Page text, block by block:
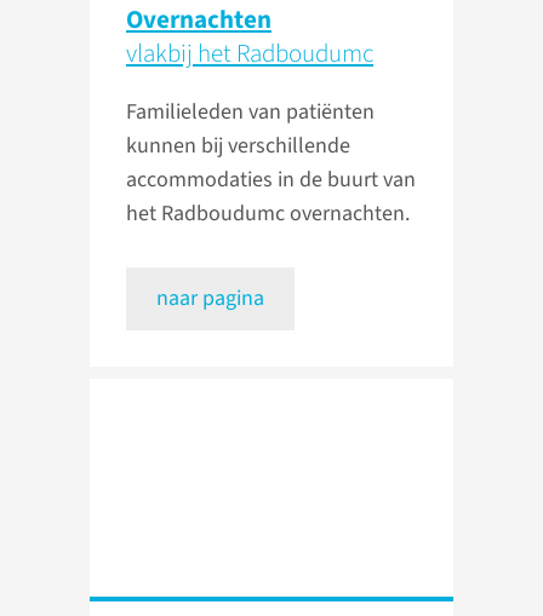
Overnachten
vlakbij het Radboudumc
Familieleden van patiënten
kunnen bij verschillende
accommodaties in de buurt van
het Radboudumc overnachten.
naar pagina